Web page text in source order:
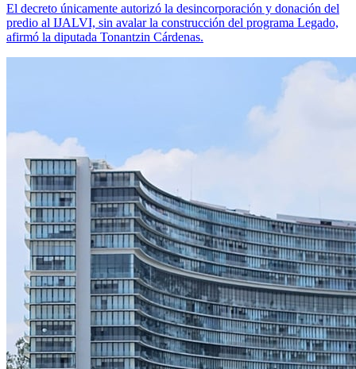
El decreto únicamente autorizó la desincorporación y donación del
predio al IJALVI, sin avalar la construcción del programa Legado,
afirmó la diputada Tonantzin Cárdenas.